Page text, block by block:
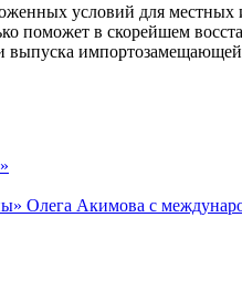
условий для
поможет в скорейшем
выпуска
Олега Акимова с